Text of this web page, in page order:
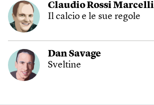
Claudio Rossi Marcelli
Il calcio e le sue regole
Dan Savage
Sveltine